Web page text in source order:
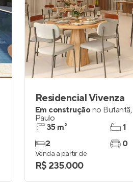
Residencial Vivenza
Em construçãono Butantã,
Paulo
35 m²
2
1
0
Venda a partir de
R$ 235.000